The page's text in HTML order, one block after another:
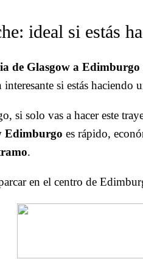
ideal si estás
de Glasgow a Edimburgo
si estás haciendo
si solo vas a hacer este
Edimburgo es rápido,
.
en el centro de